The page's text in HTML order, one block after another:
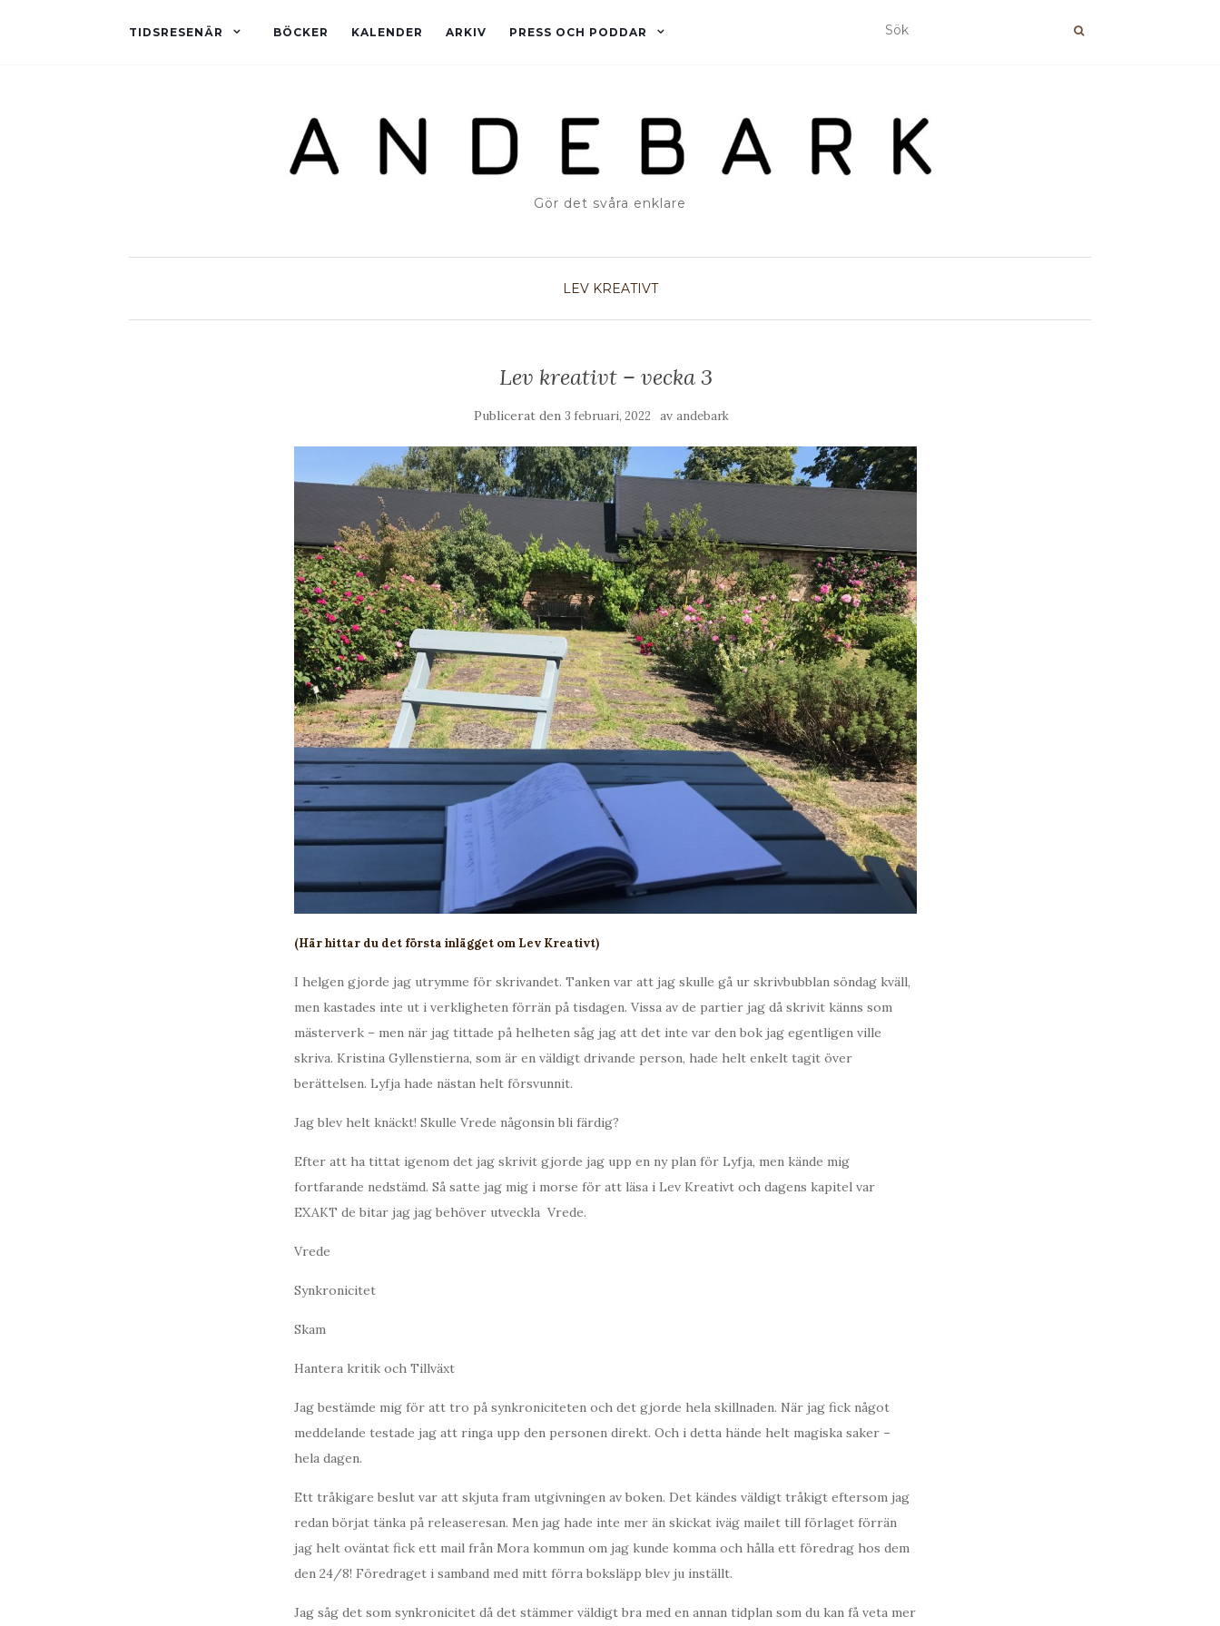
TIDSRESENÄR BÖCKER KALENDER ARKIV PRESS OCH PODDAR
Gör det svåra enklare
LEV KREATIVT
Lev kreativt – vecka 3
Publicerat den 3 februari, 2022 av andebark
(Här hittar du det första inlägget om Lev Kreativt)
I helgen gjorde jag utrymme för skrivandet. Tanken var att jag skulle gå ur skrivbubblan söndag kväll,
men kastades inte ut i verkligheten förrän på tisdagen. Vissa av de partier jag då skrivit känns som
mästerverk – men när jag tittade på helheten såg jag att det inte var den bok jag egentligen ville
skriva. Kristina Gyllenstierna, som är en väldigt drivande person, hade helt enkelt tagit över
berättelsen. Lyfja hade nästan helt försvunnit.
Jag blev helt knäckt! Skulle Vrede någonsin bli färdig?
Efter att ha tittat igenom det jag skrivit gjorde jag upp en ny plan för Lyfja, men kände mig
fortfarande nedstämd. Så satte jag mig i morse för att läsa i Lev Kreativt och dagens kapitel var
EXAKT de bitar jag jag behöver utveckla Vrede.
Vrede
Synkronicitet
Skam
Hantera kritik och Tillväxt
Jag bestämde mig för att tro på synkroniciteten och det gjorde hela skillnaden. När jag fick något
meddelande testade jag att ringa upp den personen direkt. Och i detta hände helt magiska saker –
hela dagen.
Ett tråkigare beslut var att skjuta fram utgivningen av boken. Det kändes väldigt tråkigt eftersom jag
redan börjat tänka på releaseresan. Men jag hade inte mer än skickat iväg mailet till förlaget förrän
jag helt oväntat fick ett mail från Mora kommun om jag kunde komma och hålla ett föredrag hos dem
den 24/8! Föredraget i samband med mitt förra boksläpp blev ju inställt.
Jag såg det som synkronicitet då det stämmer väldigt bra med en annan tidplan som du kan få veta mer